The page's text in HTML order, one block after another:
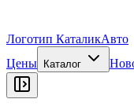
Логотип КаталикАвто
Цены
Каталог